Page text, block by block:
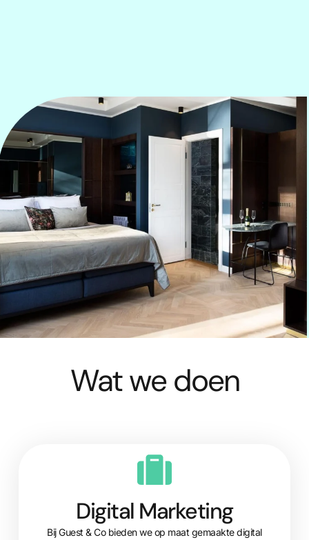
Wat we doen
Digital Marketing
Bij Guest & Co bieden we op maat gemaakte digital